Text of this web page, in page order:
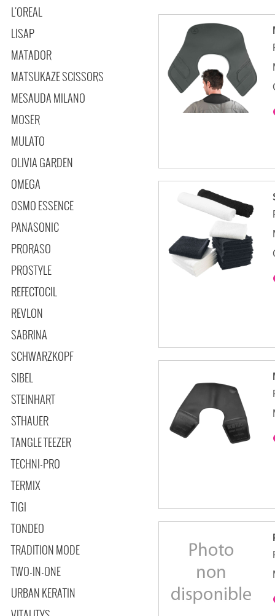
L'OREAL
LISAP
MATADOR
MATSUKAZE SCISSORS
MESAUDA MILANO
MOSER
MULATO
OLIVIA GARDEN
OMEGA
OSMO ESSENCE
PANASONIC
PRORASO
PROSTYLE
REFECTOCIL
REVLON
SABRINA
SCHWARZKOPF
SIBEL
STEINHART
STHAUER
TANGLE TEEZER
TECHNI-PRO
TERMIX
TIGI
TONDEO
TRADITION MODE
TWO-IN-ONE
URBAN KERATIN